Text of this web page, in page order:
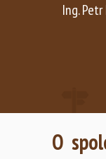
Ing.
O